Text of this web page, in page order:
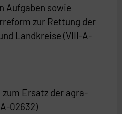
Aufgaben sowie
zur Rettung der
Landkreise (VIII-A-
Ersatz der agra-
02632)